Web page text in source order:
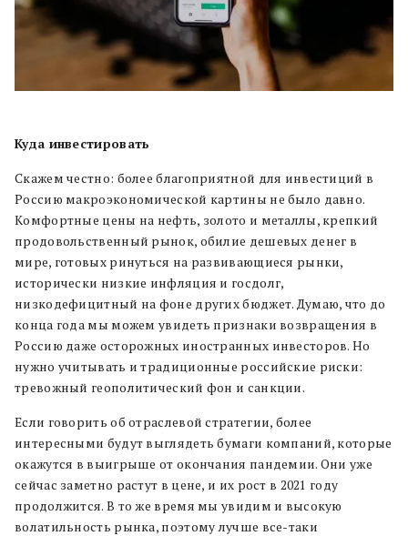
Куда инвестировать
Скажем честно: более благоприятной для инвестиций в
Россию макроэкономической картины не было давно.
Комфортные цены на нефть, золото и металлы, крепкий
продовольственный рынок, обилие дешевых денег в
мире, готовых ринуться на развивающиеся рынки,
исторически низкие инфляция и госдолг,
низкодефицитный на фоне других бюджет. Думаю, что до
конца года мы можем увидеть признаки возвращения в
Россию даже осторожных иностранных инвесторов. Но
нужно учитывать и традиционные российские риски:
тревожный геополитический фон и санкции.
Если говорить об отраслевой стратегии, более
интересными будут выглядеть бумаги компаний, которые
окажутся в выигрыше от окончания пандемии. Они уже
сейчас заметно растут в цене, и их рост в 2021 году
продолжится. В то же время мы увидим и высокую
волатильность рынка, поэтому лучше все-таки